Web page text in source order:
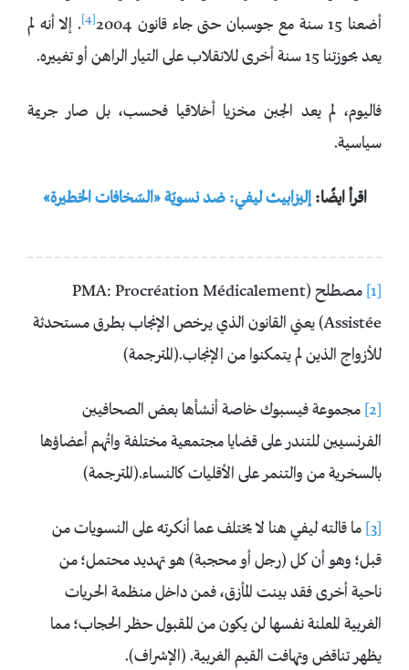
أضعنا 15 سنة مع جوسبان حتى جاء قانون 2004
[4]
. إلا أنه لم
يعد بحوزتنا 15 سنة أخرى للانقلاب على التيار الراهن أو تغييره.
فاليوم، لم يعد الجبن مخزيا أخلاقيا فحسب، بل صار جريمة
سياسية.
اقرأ ايضًا:إليزابيث ليفي: ضد نسويّة «السّخافات الخطيرة»
[1]
مصطلح (PMA: Procréation Médicalement
Assistée) يعني القانون الذي يرخص الإنجاب بطرق مستحدثة
للأزواج الذين لم يتمكنوا من الإنجاب.(المترجمة)
[2]
مجموعة فيسبوك خاصة أنشأها بعض الصحافيين
الفرنسيين للتندر على قضايا مجتمعية مختلفة واتُهم أعضاؤها
بالسخرية من والتنمر على الأقليات كالنساء.(المترجمة)
[3]
ما قالته ليفي هنا لا يختلف عما أنكرته على النسويات من
قبل؛ وهو أن كل (رجل أو محجبة) هو تهديد محتمل؛ من
ناحية أخرى فقد بينت المأزق، فمن داخل منظمة الحريات
الغربية المعلنة نفسها لن يكون من المقبول حظر الحجاب؛ مما
يظهر تناقض وتهافت القيم الغربية. (الإشراف).